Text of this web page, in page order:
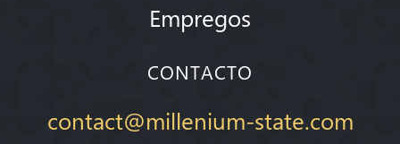
Empregos
CONTACTO
contact@millenium-state.com